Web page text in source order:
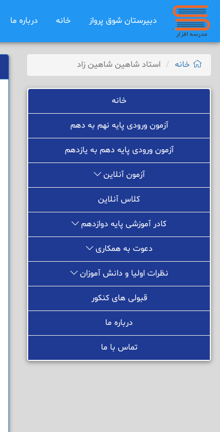
دبیرستان شوق ﭘرواز خانه درباره ما
خانه استاد شاهین شاهین زاد
خانه
آزمون ورودی پایه نهم به دهم
آزمون ورودی پایه دهم به یازدهم
آزمون آنلاین
کلاس آنلاین
کادر آموزشی پایه دوازدهم
دعوت به همکاری
نظرات اولیا و دانش آموزان
قبولی های کنکور
درباره ما
تماس با ما